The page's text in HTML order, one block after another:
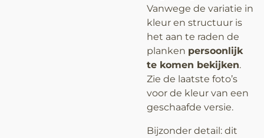
Vanwege de variatie in
kleur en structuur is
het aan te raden de
planken persoonlijk
te komen bekijken.
Zie de laatste foto’s
voor de kleur van een
geschaafde versie.
Bijzonder detail: dit